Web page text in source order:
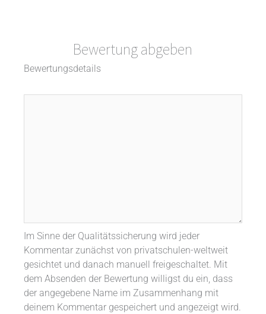
Bewertung abgeben
Bewertungsdetails
Im Sinne der Qualitätssicherung wird jeder
Kommentar zunächst von privatschulen-weltweit
gesichtet und danach manuell freigeschaltet. Mit
dem Absenden der Bewertung willigst du ein, dass
der angegebene Name im Zusammenhang mit
deinem Kommentar gespeichert und angezeigt wird.